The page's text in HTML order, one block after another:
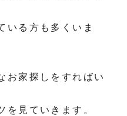
いる方も多くいま
お家探しをすればい
を見ていきます。